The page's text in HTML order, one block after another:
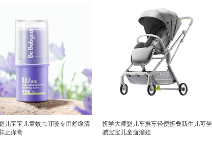
儿宝宝儿童蚊虫叮咬专用舒缓清
止痒膏
折学大师婴儿车推车轻便折叠新生儿可坐
躺宝宝儿童遛溜娃